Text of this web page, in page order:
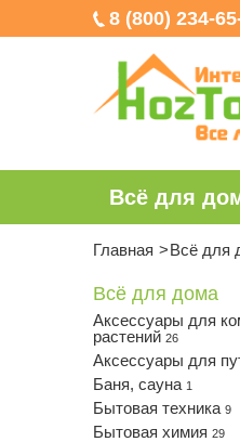
8 (800) 234-
Всё для
Главная Всё для
Всё для дома
Аксессуары для
растений 26
Аксессуары для
Баня, сауна 1
Бытовая техника 9
Бытовая химия 29